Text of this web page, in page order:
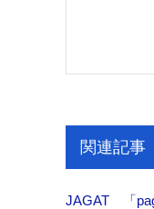
関連記事
JAGAT 「